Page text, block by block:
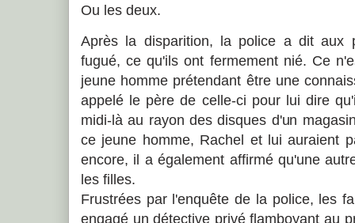
Ou les deux.
Après la disparition, la police a dit aux
fugué, ce qu'ils ont fermement nié. Ce
jeune homme prétendant être une
appelé le père de celle-ci pour lui dire
midi-là au rayon des disques d'un
ce jeune homme, Rachel et lui auraient
encore, il a également affirmé qu'une
les filles.
Frustrées par l'enquête de la police, les
engagé un détective privé flamboyant au